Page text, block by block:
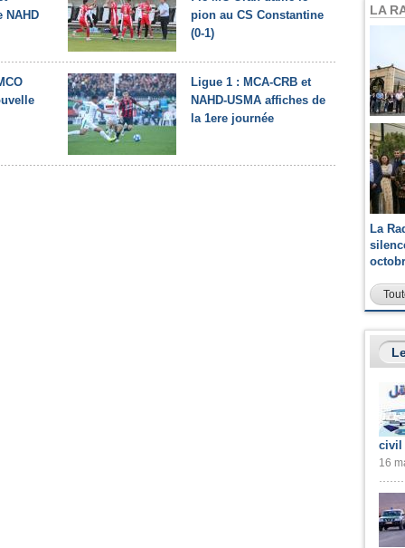
NAHD
pion au CS Constantine
(0-1)
Ligue 1 : MCA-CRB et
NAHD-USMA affiches de
la 1ere journée
LA
La
civil
16